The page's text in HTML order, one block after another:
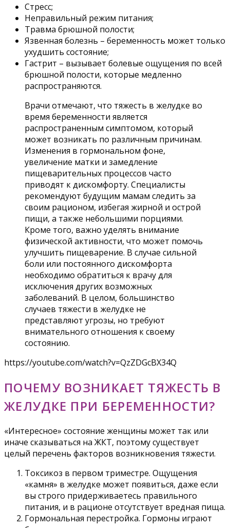
Стресс;
Неправильный режим питания;
Травма брюшной полости;
Язвенная болезнь – беременность может только
ухудшить состояние;
Гастрит – вызывает болевые ощущения по всей
брюшной полости, которые медленно
распространяются.
Врачи отмечают, что тяжесть в желудке во
время беременности является
распространенным симптомом, который
может возникать по различным причинам.
Изменения в гормональном фоне,
увеличение матки и замедление
пищеварительных процессов часто
приводят к дискомфорту. Специалисты
рекомендуют будущим мамам следить за
своим рационом, избегая жирной и острой
пищи, а также небольшими порциями.
Кроме того, важно уделять внимание
физической активности, что может помочь
улучшить пищеварение. В случае сильной
боли или постоянного дискомфорта
необходимо обратиться к врачу для
исключения других возможных
заболеваний. В целом, большинство
случаев тяжести в желудке не
представляют угрозы, но требуют
внимательного отношения к своему
состоянию.
https://youtube.com/watch?v=QzZDGcBX34Q
ПОЧЕМУ ВОЗНИКАЕТ ТЯЖЕСТЬ В
ЖЕЛУДКЕ ПРИ БЕРЕМЕННОСТИ?
«Интересное» состояние женщины может так или
иначе сказываться на ЖКТ, поэтому существует
целый перечень факторов возникновения тяжести.
Токсикоз в первом триместре. Ощущения
«камня» в желудке может появиться, даже если
вы строго придерживаетесь правильного
питания, и в рационе отсутствует вредная пища.
Гормональная перестройка. Гормоны играют